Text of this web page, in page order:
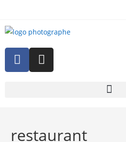
restaurant